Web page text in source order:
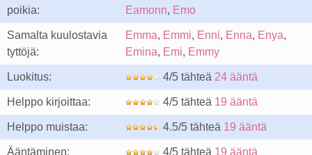
poikia:
Eamonn, Emo
Samalta kuulostavia
tyttöjä:
Emma, Emmi, Enni, Enna, Enya,
Emina, Emi, Emmy
Luokitus: 4/5 tähteä 24 ääntä
Helppo kirjoittaa: 4/5 tähteä 19 ääntä
Helppo muistaa: 4.5/5 tähteä 19 ääntä
Ääntäminen: 4/5 tähteä 19 ääntä